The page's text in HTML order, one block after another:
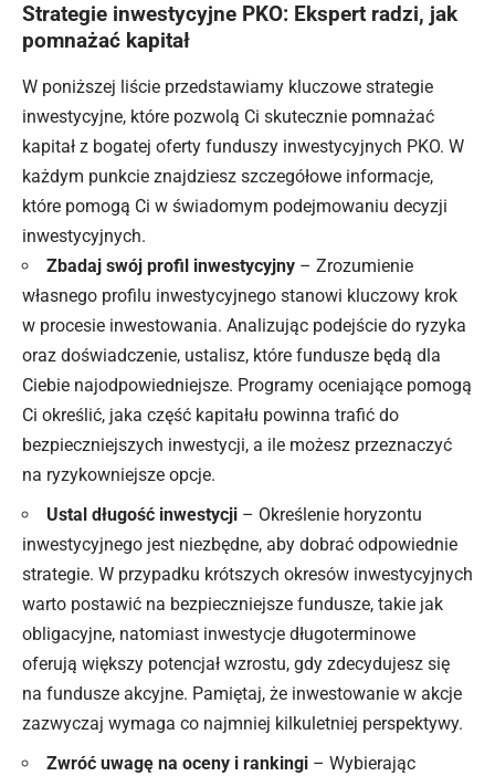
Strategie inwestycyjne PKO: Ekspert radzi, jak
pomnażać kapitał
W poniższej liście przedstawiamy kluczowe strategie
inwestycyjne, które pozwolą Ci skutecznie pomnażać
kapitał z bogatej oferty funduszy inwestycyjnych PKO. W
każdym punkcie znajdziesz szczegółowe informacje,
które pomogą Ci w świadomym podejmowaniu decyzji
inwestycyjnych.
Zbadaj swój profil inwestycyjny – Zrozumienie
własnego profilu inwestycyjnego stanowi kluczowy krok
w procesie inwestowania. Analizując podejście do ryzyka
oraz doświadczenie, ustalisz, które fundusze będą dla
Ciebie najodpowiedniejsze. Programy oceniające pomogą
Ci określić, jaka część kapitału powinna trafić do
bezpieczniejszych inwestycji, a ile możesz przeznaczyć
na ryzykowniejsze opcje.
Ustal długość inwestycji – Określenie horyzontu
inwestycyjnego jest niezbędne, aby dobrać odpowiednie
strategie. W przypadku krótszych okresów inwestycyjnych
warto postawić na bezpieczniejsze fundusze, takie jak
obligacyjne, natomiast inwestycje długoterminowe
oferują większy potencjał wzrostu, gdy zdecydujesz się
na fundusze akcyjne. Pamiętaj, że inwestowanie w akcje
zazwyczaj wymaga co najmniej kilkuletniej perspektywy.
Zwróć uwagę na oceny i rankingi – Wybierając